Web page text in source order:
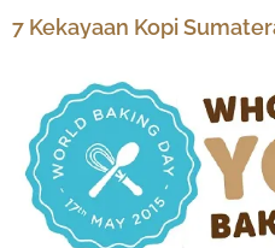
7 Kekayaan Kopi